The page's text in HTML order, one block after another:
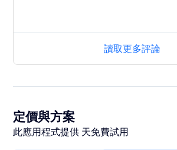
讀取更多評論
定價與方案
此應用程式提供 天免費試用